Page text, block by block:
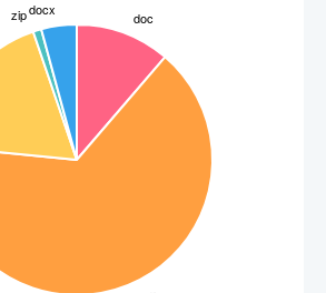
spoznali, da so čutnice v eni roki v možgane pošiljale informacijo, da je
druge roke pa, da je voda hladna. Iz tega spoznamo, da je občutenje